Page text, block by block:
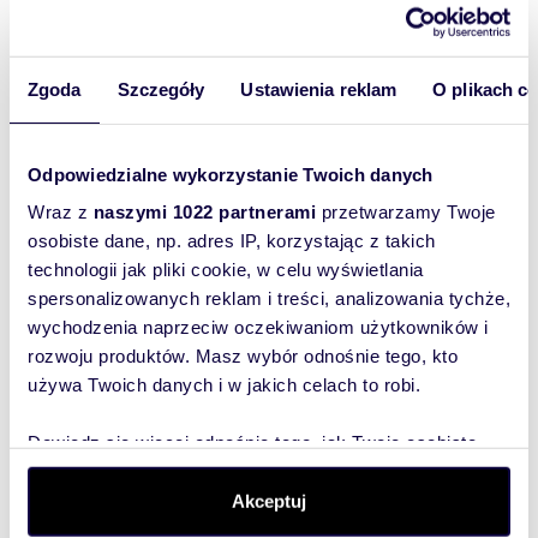
Zgoda Szczegóły Ustawienia reklam O plikach
Odpowiedzialne wykorzystanie Twoich danych
Wraz z naszymi 1022 partnerami przetwarzamy Twoje
osobiste dane, np. adres IP, korzystając z takich
technologii jak pliki cookie, w celu wyświetlania
spersonalizowanych reklam i treści, analizowania tychże,
wychodzenia naprzeciw oczekiwaniom użytkowników i
rozwoju produktów. Masz wybór odnośnie tego, kto
używa Twoich danych i w jakich celach to robi.
Dowiedz się więcej odnośnie tego, jak Twoje osobiste
dane są przetwarzane oraz ustaw własne preferencje w
. W Deklaracji plików cookie możesz
zmienić lub wycofać swoją zgodę w dowolnej chwili.
Akceptuj
Rodzaj budynku: mieszkalny
Dozór budynku: tak - jest
Ogrzewanie: co miejskie
Internet: TAK
Komunikacja publ.: metro, autobus
Winda: NIE
Sąsiedztwo: tereny zurbanizowane
Usytuowanie: narożne
Przystosowania dla niepełnosprawnych: TAK
Klimatyzacja: TAK
Klimatyzacja opis: klimatyzacja w każdym
pomieszczeniu
Recepcja: TAK
Położenie lokalu: frontowe
Witryna wystawowa: witryna od frontu
lokal
Wyślij
wiadomość
To najlepszy
sposób, aby
właściciel
oferty
szybko się z
Tobą
skontaktował!